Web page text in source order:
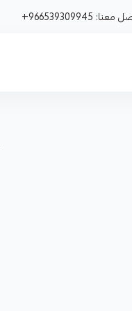
معنا: +966539309945